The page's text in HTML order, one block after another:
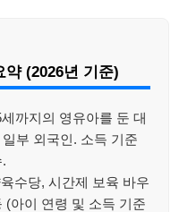
약 (2026년 기준)
까지의 영유아를 둔 대
부 외국인. 소득 기준
수당, 시간제 보육 바우
(아이 연령 및 소득 기준